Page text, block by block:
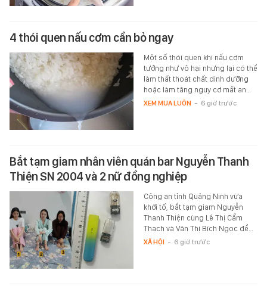
4 thói quen nấu cơm cần bỏ ngay
Một số thói quen khi nấu cơm
tưởng như vô hại nhưng lại có thể
làm thất thoát chất dinh dưỡng
hoặc làm tăng nguy cơ mất an…
XEM MUA LUÔN - 6 giờ trước
Bắt tạm giam nhân viên quán bar Nguyễn Thanh
Thiện SN 2004 và 2 nữ đồng nghiệp
Công an tỉnh Quảng Ninh vừa
khởi tố, bắt tạm giam Nguyễn
Thanh Thiện cùng Lê Thị Cẩm
Thạch và Văn Thị Bích Ngọc để…
XÃ HỘI - 6 giờ trước